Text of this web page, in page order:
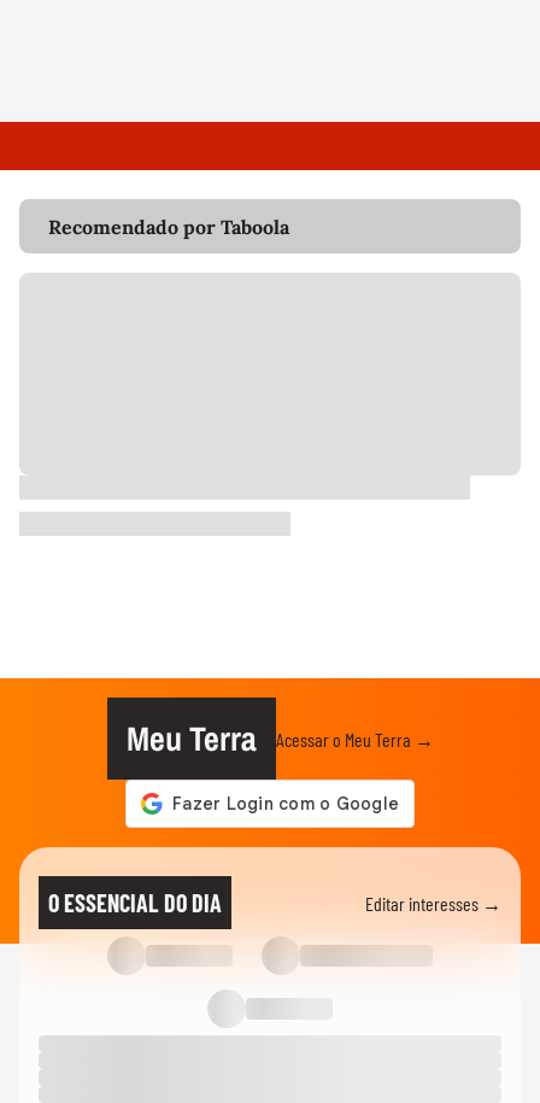
Recomendado por Taboola
Meu Terra Acessar o Meu Terra →
O ESSENCIAL DO DIA Editar interesses →